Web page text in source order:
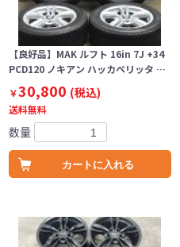
【良好品】MAK ルフト 16in 7J +34
PCD120 ノキアン ハッカペリッタ …
￥30,800 (税込)
送料無料
数量
カートに入れる